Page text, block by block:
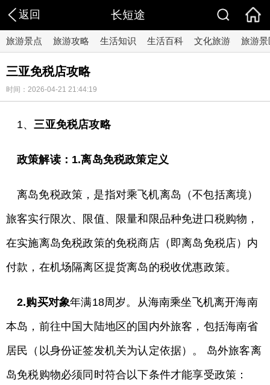
返回 长短途
旅游景点 旅游攻略 生活知识 生活百科 文化旅游 旅游景
三亚免税店攻略
时间：2026-04-21 21:44:19
1、三亚免税店攻略
政策解读： 1.离岛免税政策定义
离岛免税政策，是指对乘飞机离岛（不包括离境）
旅客实行限次、限值、限量和限品种免进口税购物，
在实施离岛免税政策的免税商店（即离岛免税店）内
付款，在机场隔离区提货离岛的税收优惠政策。
2.购买对象年满18周岁。从海南乘坐飞机离开海南
本岛，前往中国大陆地区的国内外旅客，包括海南省
居民（以身份证签发机关为认定依据）。 岛外旅客离
岛免税购物必须同时符合以下条件才能享受政策：